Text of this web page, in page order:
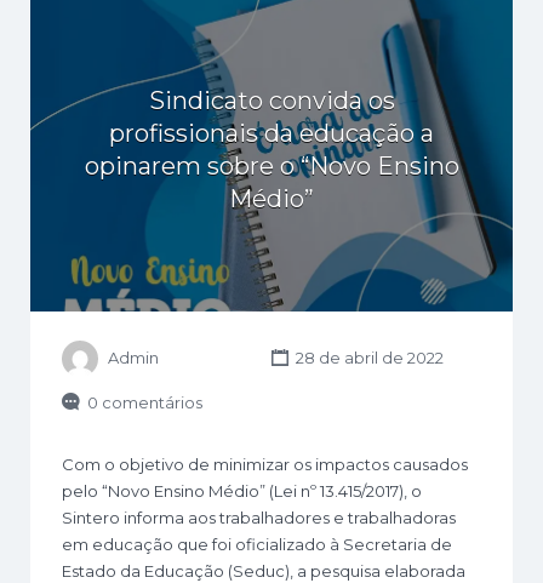
Sindicato convida os
profissionais da educação a
opinarem sobre o “Novo Ensino
Médio”
Admin 28 de abril de 2022
0 comentários
Com o objetivo de minimizar os impactos causados
pelo “Novo Ensino Médio” (Lei nº 13.415/2017), o
Sintero informa aos trabalhadores e trabalhadoras
em educação que foi oficializado à Secretaria de
Estado da Educação (Seduc), a pesquisa elaborada